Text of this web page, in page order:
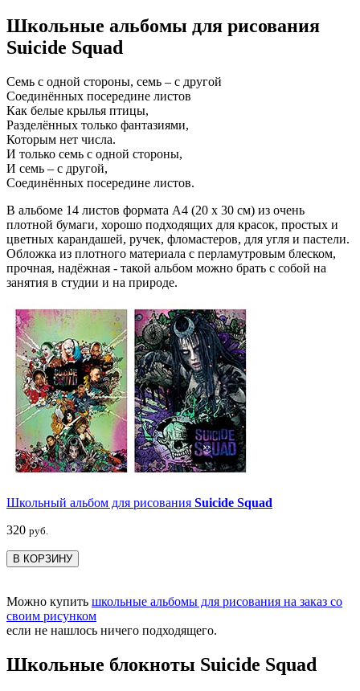
Школьные альбомы для рисования
Suicide Squad
Семь с одной стороны, семь – с другой
Соединённых посередине листов
Как белые крылья птицы,
Разделённых только фантазиями,
Которым нет числа.
И только семь с одной стороны,
И семь – с другой,
Соединённых посередине листов.
В альбоме 14 листов формата А4 (20 х 30 см) из очень
плотной бумаги, хорошо подходящих для красок, простых и
цветных карандашей, ручек, фломастеров, для угля и пастели.
Обложка из плотного материала с перламутровым блеском,
прочная, надёжная - такой альбом можно брать с собой на
занятия в студии и на природе.
Школьный альбом для рисования Suicide Squad
320 руб.
В КОРЗИНУ
Можно купить школьные альбомы для рисования на заказ со
своим рисунком
если не нашлось ничего подходящего.
Школьные блокноты Suicide Squad